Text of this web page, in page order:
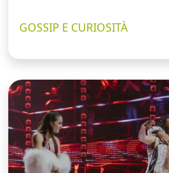
GOSSIP E CURIOSITÀ